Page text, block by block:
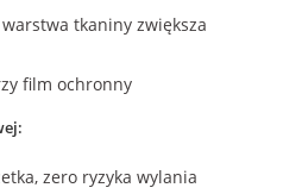
tkaniny zwiększa
film ochronny
zero ryzyka wylania